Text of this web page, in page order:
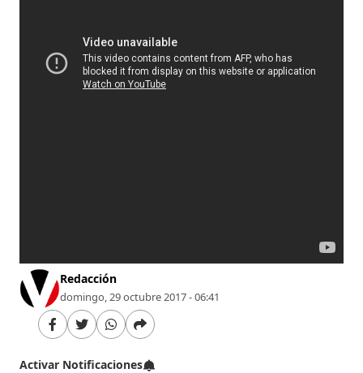
Redacción
domingo, 29 octubre 2017 - 06:41
Activar Notificaciones